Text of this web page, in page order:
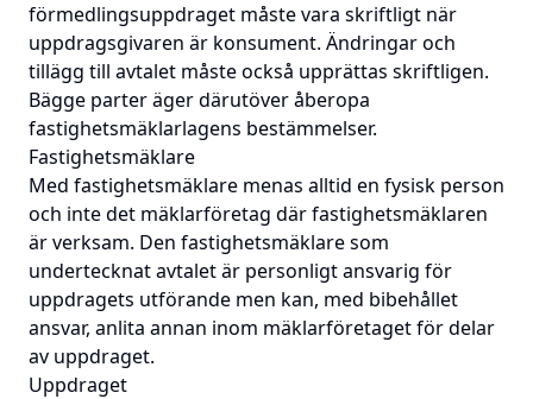
förmedlingsuppdraget måste vara skriftligt när
uppdragsgivaren är konsument. Ändringar och
tillägg till avtalet måste också upprättas skriftligen.
Bägge parter äger därutöver åberopa
fastighetsmäklarlagens bestämmelser.
Fastighetsmäklare
Med fastighetsmäklare menas alltid en fysisk person
och inte det mäklarföretag där fastighetsmäklaren
är verksam. Den fastighetsmäklare som
undertecknat avtalet är personligt ansvarig för
uppdragets utförande men kan, med bibehållet
ansvar, anlita annan inom mäklarföretaget för delar
av uppdraget.
Uppdraget